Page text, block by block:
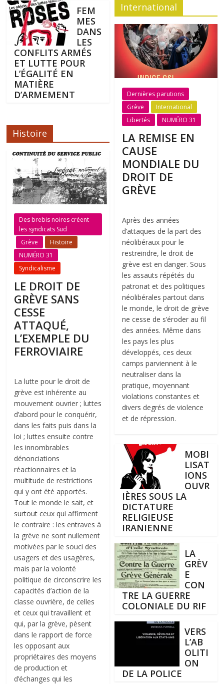
FEM
MES
DANS
LES
CONFLITS ARMÉS
ET LUTTE POUR
L’ÉGALITÉ EN
MATIÈRE
D’ARMEMENT
Histoire
Des brebis noires créent
les syndicats Sud
Grève
Histoire
NUMÉRO 31
Syndicalisme
LE DROIT DE
GRÈVE SANS
CESSE
ATTAQUÉ,
L’EXEMPLE DU
FERROVIAIRE
La lutte pour le droit de
grève est inhérente au
mouvement ouvrier ; luttes
d’abord pour le conquérir,
dans les faits puis dans la
loi ; luttes ensuite contre
les innombrables
dénonciations
réactionnaires et la
multitude de restrictions
qui y ont été apportés.
Tout le monde le sait, et
surtout ceux qui affirment
le contraire : les entraves à
la grève ne sont nullement
motivées par le souci des
usagers et des usagères,
mais par la volonté
politique de circonscrire les
capacités d’action de la
classe ouvrière, de celles
et ceux qui travaillent et
qui, par la grève, pèsent
dans le rapport de force
les opposant aux
propriétaires des moyens
de production et
d’échanges qui les
International
Dernières parutions
Grève
International
Libertés
NUMÉRO 31
LA REMISE EN
CAUSE
MONDIALE DU
DROIT DE
GRÈVE
Après des années
d’attaques de la part des
néolibéraux pour le
restreindre, le droit de
grève est en danger. Sous
les assauts répétés du
patronat et des politiques
néolibérales partout dans
le monde, le droit de grève
ne cesse de s’éroder au fil
des années. Même dans
les pays les plus
développés, ces deux
camps parviennent à le
neutraliser dans la
pratique, moyennant
violations constantes et
divers degrés de violence
et de répression.
MOBI
LISAT
IONS
OUVR
IÈRES SOUS LA
DICTATURE
RELIGIEUSE
IRANIENNE
LA
GRÈV
E
CON
TRE LA GUERRE
COLONIALE DU RIF
VERS
L’AB
OLITI
ON
DE LA POLICE